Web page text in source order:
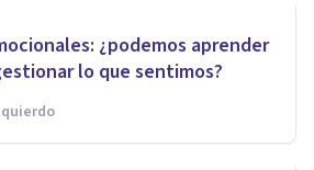
¿podemos aprender
lo que sentimos?